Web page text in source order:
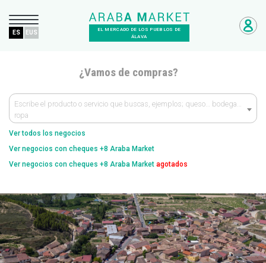
EL MERCADO DE LOS PUEBLOS DE
ÁLAVA
ES EUS
¿Vamos de compras?
Escribe el producto o servicio que buscas, ejemplos; queso… bodega…
ropa
Ver todos los negocios
Ver negocios con cheques +8 Araba Market
Ver negocios con cheques +8 Araba Market agotados